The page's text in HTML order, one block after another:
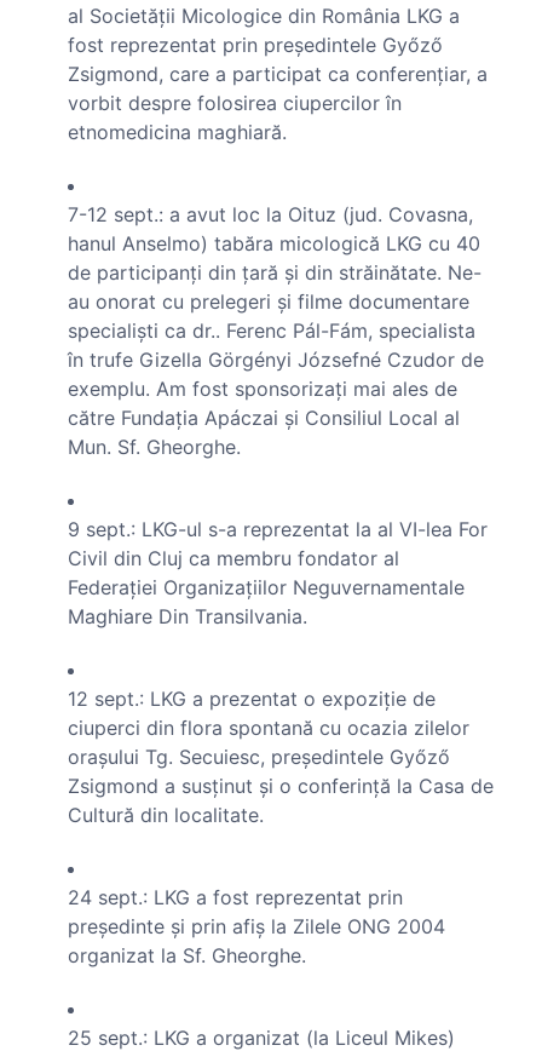
al Societăţii Micologice din România LKG a
fost reprezentat prin preşedintele Győző
Zsigmond, care a participat ca conferenţiar, a
vorbit despre folosirea ciupercilor în
etnomedicina maghiară.
7-12 sept.: a avut loc la Oituz (jud. Covasna,
hanul Anselmo) tabăra micologică LKG cu 40
de participanţi din ţară şi din străinătate. Ne-
au onorat cu prelegeri şi filme documentare
specialişti ca dr.. Ferenc Pál-Fám, specialista
în trufe Gizella Görgényi Józsefné Czudor de
exemplu. Am fost sponsorizaţi mai ales de
către Fundaţia Apáczai şi Consiliul Local al
Mun. Sf. Gheorghe.
9 sept.: LKG-ul s-a reprezentat la al VI-lea For
Civil din Cluj ca membru fondator al
Federaţiei Organizaţiilor Neguvernamentale
Maghiare Din Transilvania.
12 sept.: LKG a prezentat o expoziţie de
ciuperci din flora spontană cu ocazia zilelor
oraşului Tg. Secuiesc, preşedintele Győző
Zsigmond a susţinut şi o conferinţă la Casa de
Cultură din localitate.
24 sept.: LKG a fost reprezentat prin
preşedinte şi prin afiş la Zilele ONG 2004
organizat la Sf. Gheorghe.
25 sept.: LKG a organizat (la Liceul Mikes)